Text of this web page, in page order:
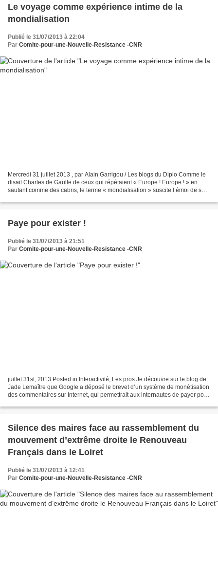
Le voyage comme expérience intime de la
mondialisation
Publié le 31/07/2013 à 22:04
Par Comite-pour-une-Nouvelle-Resistance -CNR
Mercredi 31 juillet 2013 , par Alain Garrigou / Les blogs du Diplo Comme le
disait Charles de Gaulle de ceux qui répétaient « Europe ! Europe ! » en
sautant comme des cabris, le terme « mondialisation » suscite l’émoi de ses
Paye pour exister !
Publié le 31/07/2013 à 21:51
Par Comite-pour-une-Nouvelle-Resistance -CNR
juillet 31st, 2013 Posted in Interactivité, Les pros Je découvre sur le blog de
Jade Lemaître que Google a déposé le brevet d’un système de monétisation
des commentaires sur Internet, qui permettrait aux internautes de payer pour
Silence des maires face au rassemblement du
mouvement d’extrême droite le Renouveau
Français dans le Loiret
Publié le 31/07/2013 à 12:41
Par Comite-pour-une-Nouvelle-Resistance -CNR